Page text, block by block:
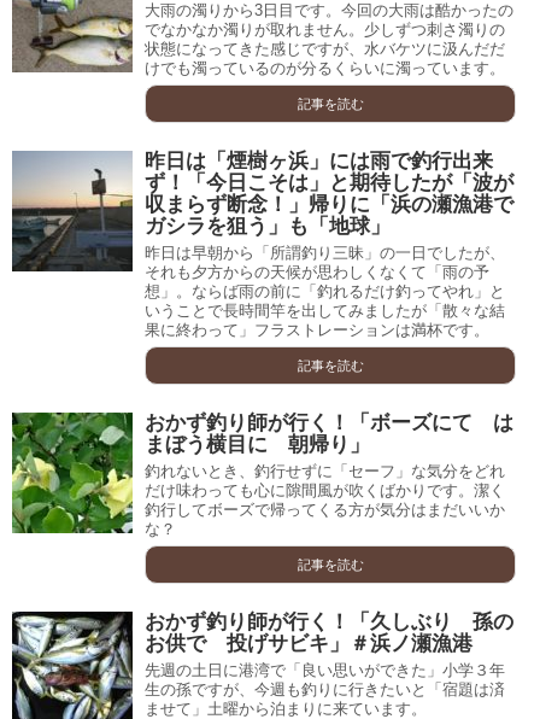
大雨の濁りから3日目です。今回の大雨は酷かったの
でなかなか濁りが取れません。少しずつ刺さ濁りの
状態になってきた感じですが、水バケツに汲んだだ
けでも濁っているのが分るくらいに濁っています。
記事を読む
昨日は「煙樹ヶ浜」には雨で釣行出来
ず！「今日こそは」と期待したが「波が
収まらず断念！」帰りに「浜の瀬漁港で
ガシラを狙う」も「地球」
昨日は早朝から「所謂釣り三昧」の一日でしたが、
それも夕方からの天候が思わしくなくて「雨の予
想」。ならば雨の前に「釣れるだけ釣ってやれ」と
いうことで長時間竿を出してみましたが「散々な結
果に終わって」フラストレーションは満杯です。
記事を読む
おかず釣り師が行く！「ボーズにて は
まぼう横目に 朝帰り」
釣れないとき、釣行せずに「セーフ」な気分をどれ
だけ味わっても心に隙間風が吹くばかりです。潔く
釣行してボーズで帰ってくる方が気分はまだいいか
な？
記事を読む
おかず釣り師が行く！「久しぶり 孫の
お供で 投げサビキ」＃浜ノ瀬漁港
先週の土日に港湾で「良い思いができた」小学３年
生の孫ですが、今週も釣りに行きたいと「宿題は済
ませて」土曜から泊まりに来ています。